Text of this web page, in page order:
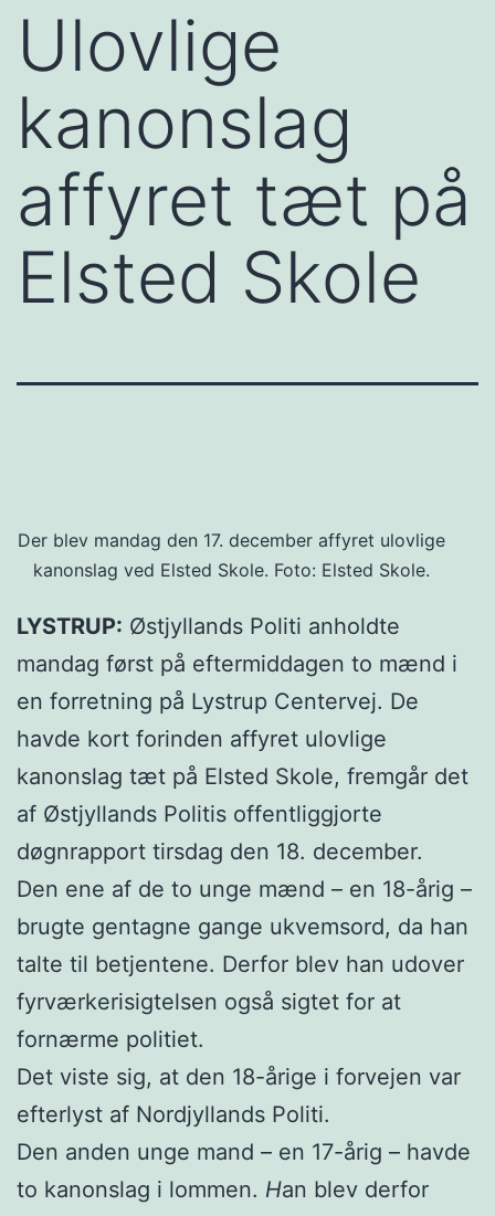
Ulovlige
kanonslag
affyret tæt på
Elsted Skole
Der blev mandag den 17. december affyret ulovlige
kanonslag ved Elsted Skole. Foto: Elsted Skole.
LYSTRUP: Østjyllands Politi anholdte
mandag først på eftermiddagen to mænd i
en forretning på Lystrup Centervej. De
havde kort forinden affyret ulovlige
kanonslag tæt på Elsted Skole, fremgår det
af Østjyllands Politis offentliggjorte
døgnrapport tirsdag den 18. december.
Den ene af de to unge mænd – en 18-årig –
brugte gentagne gange ukvemsord, da han
talte til betjentene. Derfor blev han udover
fyrværkerisigtelsen også sigtet for at
fornærme politiet.
Det viste sig, at den 18-årige i forvejen var
efterlyst af Nordjyllands Politi.
Den anden unge mand – en 17-årig – havde
to kanonslag i lommen. Han blev derfor